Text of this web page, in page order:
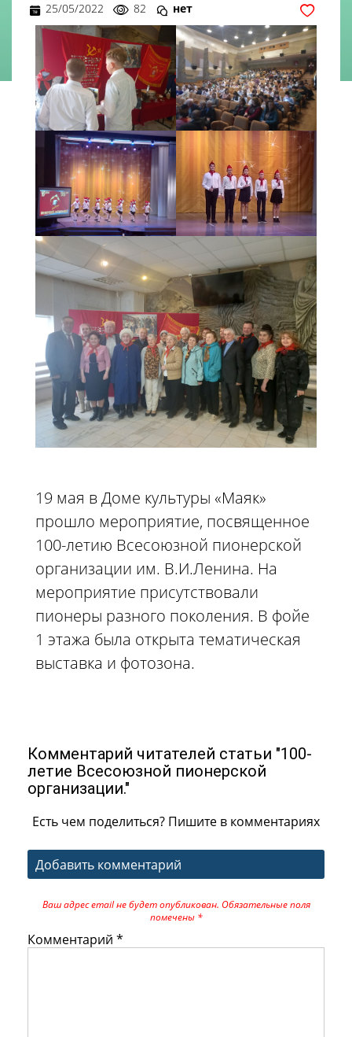
25/05/2022 82 нет
19 мая в Доме культуры «Маяк»
прошло мероприятие, посвященное
100-летию Всесоюзной пионерской
организации им. В.И.Ленина. На
мероприятие присутствовали
пионеры разного поколения. В фойе
1 этажа была открыта тематическая
выставка и фотозона.
Комментарий читателей статьи "100-
летие Всесоюзной пионерской
организации."
Есть чем поделиться? Пишите в комментариях
Добавить комментарий
Ваш адрес email не будет опубликован. Обязательные поля
помечены *
Комментарий *